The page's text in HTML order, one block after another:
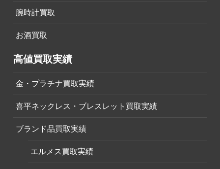
腕時計買取
お酒買取
高値買取実績
金・プラチナ買取実績
喜平ネックレス・ブレスレット買取実績
ブランド品買取実績
エルメス買取実績